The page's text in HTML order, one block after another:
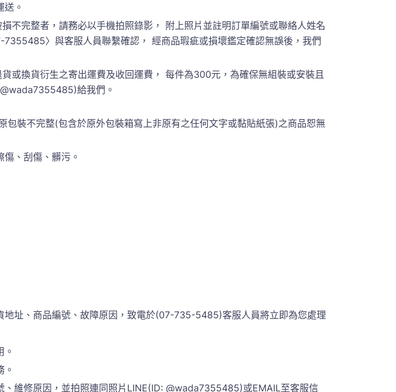
。
不完整者，請務必以手機拍照錄影， 附上照片並註明訂單編號或聯絡人姓名
〉與客服人員聯繫確認， 經商品瑕疵或損壞鑑定確認無誤後，我們
或換貨衍生之寄出運費及收回運費， 每件為300元，為確保無組裝或安裝且
給我們。
裝不完整(包含於原外包裝箱寫上非原有之任何文字或黏貼紙張)之商品恕無
、刮傷、髒污。
址、商品編號、故障原因，致電於(07-735-5485)客服人員將立即為您處理
維修原因，並拍照連同照片LINE(ID: @wada7355485)或EMAIL至客服信